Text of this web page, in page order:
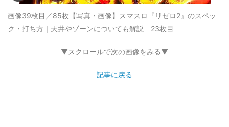
画像39枚目／85枚 【写真・画像】スマスロ『リゼロ2』のスペッ
ク・打ち方｜天井やゾーンについても解説 23枚目
▼スクロールで次の画像をみる▼
記事に戻る